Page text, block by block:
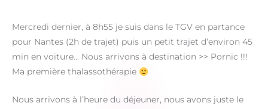
Mercredi dernier, à 8h55 je suis dans le TGV en partance
pour Nantes (2h de trajet) puis un petit trajet d’environ 45
min en voiture… Nous arrivons à destination >> Pornic !!!
Ma première thalassothérapie
Nous arrivons à l’heure du déjeuner, nous avons juste le